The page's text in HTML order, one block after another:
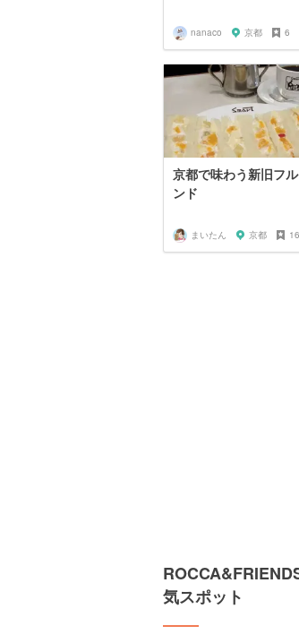
nanaco 京都 6
京都で味わう新旧フ
ンド
まいたん 京都
気スポット